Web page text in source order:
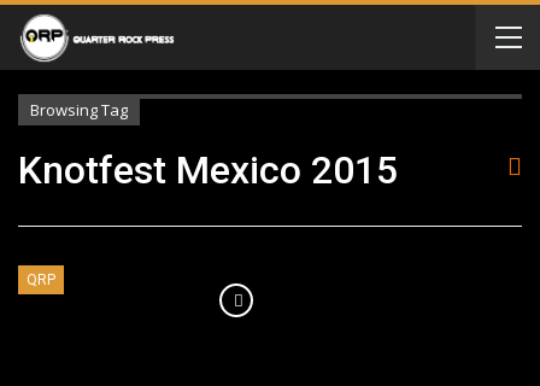
Browsing Tag
Knotfest Mexico 2015
QRP